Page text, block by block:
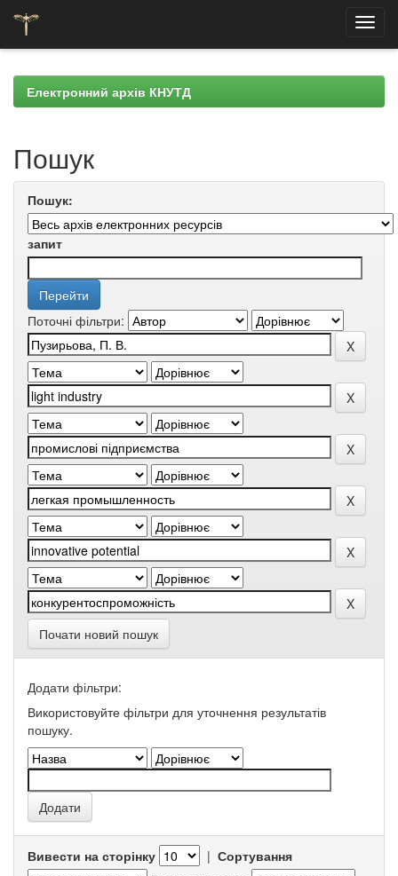
navigationЕлектронний архів КНУТД
Пошук
Пошук:
запит
Поточні фільтри:
Почати новий пошук
Додати фільтри:
Використовуйте фільтри для уточнення результатів
пошуку.
Вивести на сторінку | Сортування